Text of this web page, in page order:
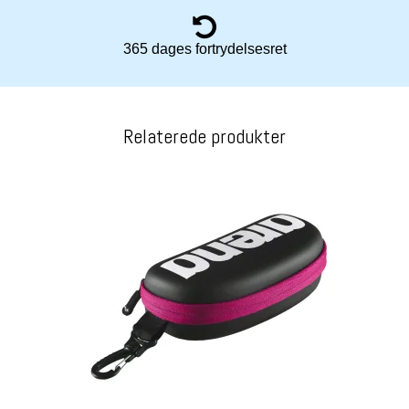
365 dages fortrydelsesret
Relaterede produkter